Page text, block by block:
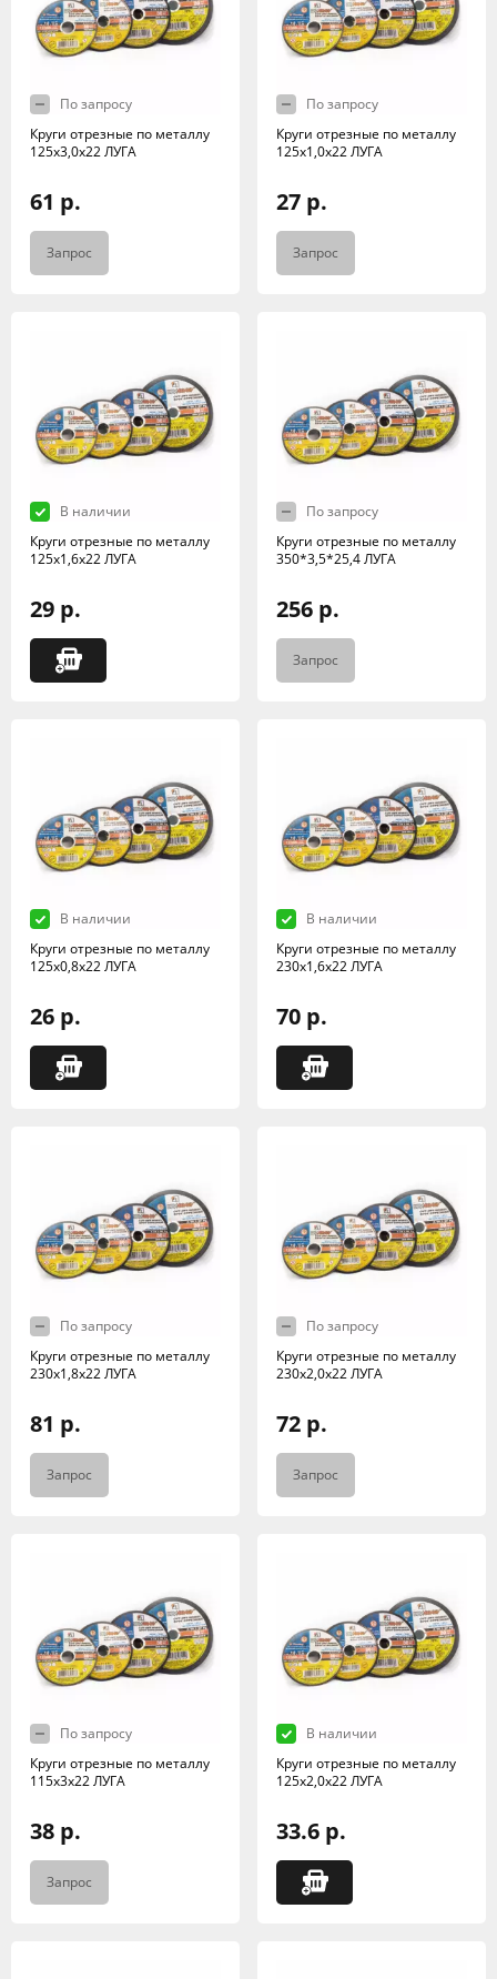
По запросу
Круги отрезные по металлу
125х3,0х22 ЛУГА
61 р.
Запрос
По запросу
Круги отрезные по металлу
125х1,0х22 ЛУГА
27 р.
Запрос
В наличии
Круги отрезные по металлу
125х1,6х22 ЛУГА
29 р.
По запросу
Круги отрезные по металлу
350*3,5*25,4 ЛУГА
256 р.
Запрос
В наличии
Круги отрезные по металлу
125х0,8х22 ЛУГА
26 р.
В наличии
Круги отрезные по металлу
230х1,6х22 ЛУГА
70 р.
По запросу
Круги отрезные по металлу
230х1,8х22 ЛУГА
81 р.
Запрос
По запросу
Круги отрезные по металлу
230х2,0х22 ЛУГА
72 р.
Запрос
По запросу
Круги отрезные по металлу
115х3х22 ЛУГА
38 р.
Запрос
В наличии
Круги отрезные по металлу
125х2,0х22 ЛУГА
33.6 р.